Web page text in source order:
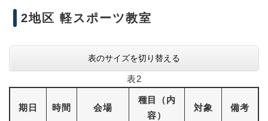
2地区 軽スポーツ教室
表のサイズを切り替える
表2
期日 時間 会場
種目（内
容）
対象 備考